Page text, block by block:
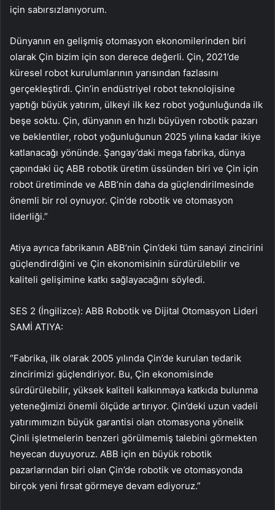
için sabırsızlanıyorum.
Dünyanın en gelişmiş otomasyon ekonomilerinden biri
olarak Çin bizim için son derece değerli. Çin, 2021’de
küresel robot kurulumlarının yarısından fazlasını
gerçekleştirdi. Çin’in endüstriyel robot teknolojisine
yaptığı büyük yatırım, ülkeyi ilk kez robot yoğunluğunda ilk
beşe soktu. Çin, dünyanın en hızlı büyüyen robotik pazarı
ve beklentiler, robot yoğunluğunun 2025 yılına kadar ikiye
katlanacağı yönünde. Şangay’daki mega fabrika, dünya
çapındaki üç ABB robotik üretim üssünden biri ve Çin için
robot üretiminde ve ABB’nin daha da güçlendirilmesinde
önemli bir rol oynuyor. Çin’de robotik ve otomasyon
liderliği.”
Atiya ayrıca fabrikanın ABB’nin Çin’deki tüm sanayi zincirini
güçlendirdiğini ve Çin ekonomisinin sürdürülebilir ve
kaliteli gelişimine katkı sağlayacağını söyledi.
SES 2 (İngilizce): ABB Robotik ve Dijital Otomasyon Lideri
SAMİ ATIYA:
“Fabrika, ilk olarak 2005 yılında Çin’de kurulan tedarik
zincirimizi güçlendiriyor. Bu, Çin ekonomisinde
sürdürülebilir, yüksek kaliteli kalkınmaya katkıda bulunma
yeteneğimizi önemli ölçüde artırıyor. Çin’deki uzun vadeli
yatırımımızın büyük garantisi olan otomasyona yönelik
Çinli işletmelerin benzeri görülmemiş talebini görmekten
heyecan duyuyoruz. ABB için en büyük robotik
pazarlarından biri olan Çin’de robotik ve otomasyonda
birçok yeni fırsat görmeye devam ediyoruz.”